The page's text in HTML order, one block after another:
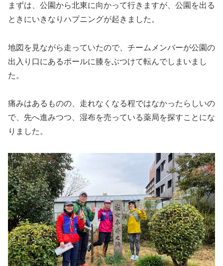
まずは、公園から北東に向かって行きますが、公園を出る
ときにいきなりハプニングが起きました。
地図を見ながら走っていたので、チームメンバーが公園の
出入り口にあるポールに膝をぶつけて転んでしまいまし
た。
痛みはあるものの、走れなくなる程ではなかったらしいの
で、先へ進みつつ、湿布を売っている薬局を探すことにな
りました。